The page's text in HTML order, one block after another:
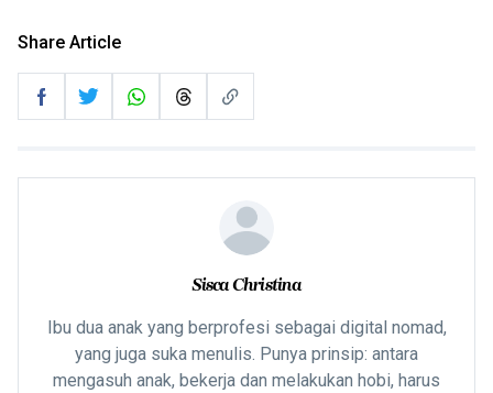
Share Article
Sisca Christina
Ibu dua anak yang berprofesi sebagai digital nomad,
yang juga suka menulis. Punya prinsip: antara
mengasuh anak, bekerja dan melakukan hobi, harus